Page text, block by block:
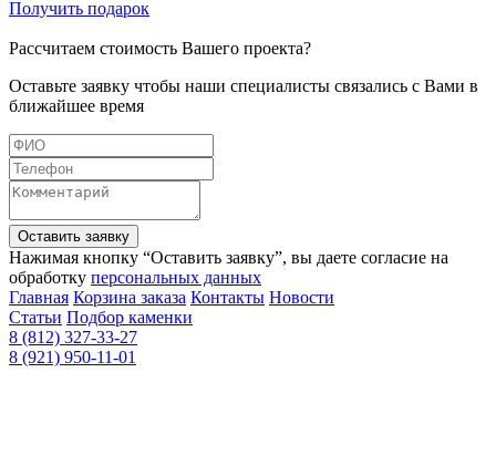
Получить подарок
Рассчитаем стоимость Вашего проекта?
Оставьте заявку чтобы наши специалисты связались с Вами в
ближайшее время
Оставить заявку
Нажимая кнопку “Оставить заявку”, вы даете согласие на
обработку персональных данных
Главная Корзина заказа Контакты Новости
Статьи Подбор каменки
8 (812) 327-33-27
8 (921) 950-11-01